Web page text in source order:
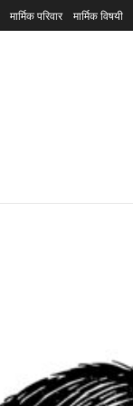
मार्मिक परिवार मार्मिक विषयी